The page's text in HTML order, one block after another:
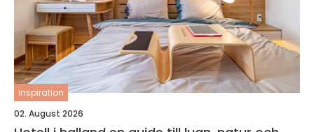
inspiration
02. August 2026